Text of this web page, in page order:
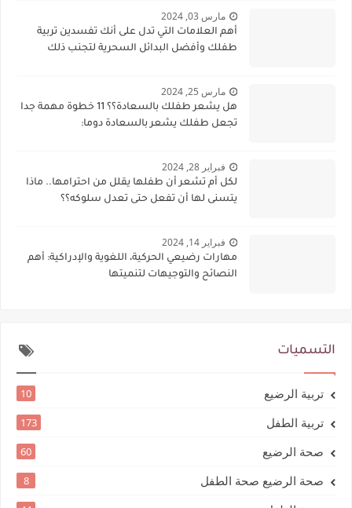
مارس 03, 2024
أهم العلامات التي تدل على أنك تفسدين تربية
طفلك وأفضل البدائل السحرية لتجنب ذلك
مارس 25, 2024
هل يشعر طفلك بالسعادة؟؟ 11 خطوة مهمة جدا
تجعل طفلك يشعر بالسعادة دوما:
فبراير 28, 2024
لكل أم تشعر أن طفلها يقلل من احترامها.. ماذا
يتسنى لها أن تفعل حتى تعدل سلوكه؟؟
فبراير 14, 2024
مهارات رضيعي الحركية، اللغوية والإدراكية: أهم
النصائح والتوجيهات لتنميتها
التسميات
تربية الرضيع 10
تربية الطفل 173
صحة الرضيع 60
صحة الرضيع صحة الطفل 8